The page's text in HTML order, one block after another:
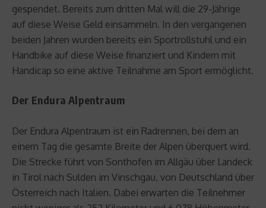
gespendet. Bereits zum dritten Mal will die 29-Jährige
auf diese Weise Geld einsammeln. In den vergangenen
beiden Jahren wurden bereits ein Sportrollstuhl und ein
Handbike auf diese Weise finanziert und Kindern mit
Handicap so eine aktive Teilnahme am Sport ermöglicht.
Der Endura Alpentraum
Der Endura Alpentraum ist ein Radrennen, bei dem an
einem Tag die gesamte Breite der Alpen überquert wird.
Die Strecke führt von Sonthofen im Allgäu über Landeck
in Tirol nach Sulden im Vinschgau, von Deutschland über
Österreich nach Italien. Dabei erwarten die Teilnehmer